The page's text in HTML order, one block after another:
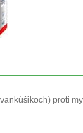
proti